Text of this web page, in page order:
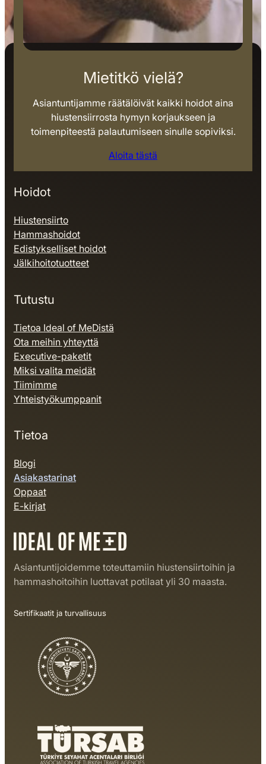
Hoidot
Hiustensiirto
Hammashoidot
Edistykselliset hoidot
Jälkihoitotuotteet
Tutustu
Tietoa Ideal of MeDistä
Ota meihin yhteyttä
Executive-paketit
Miksi valita meidät
Tiimimme
Yhteistyökumppanit
Tietoa
Blogi
Asiakastarinat
Oppaat
E-kirjat
Mietitkö vielä?
Asiantuntijamme räätälöivät kaikki hoidot aina
hiustensiirrosta hymyn korjaukseen ja
toimenpiteestä palautumiseen sinulle sopiviksi.
Aloita tästä
Asiantuntijoidemme toteuttamiin hiustensiirtoihin ja
hammashoitoihin luottavat potilaat yli 30 maasta.
Sertifikaatit ja turvallisuus